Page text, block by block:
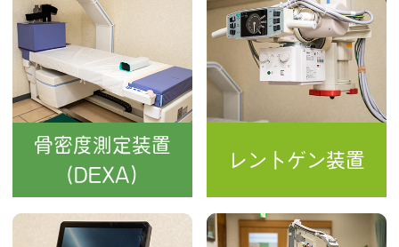
骨密度測定装置
(DEXA)
レントゲン装置